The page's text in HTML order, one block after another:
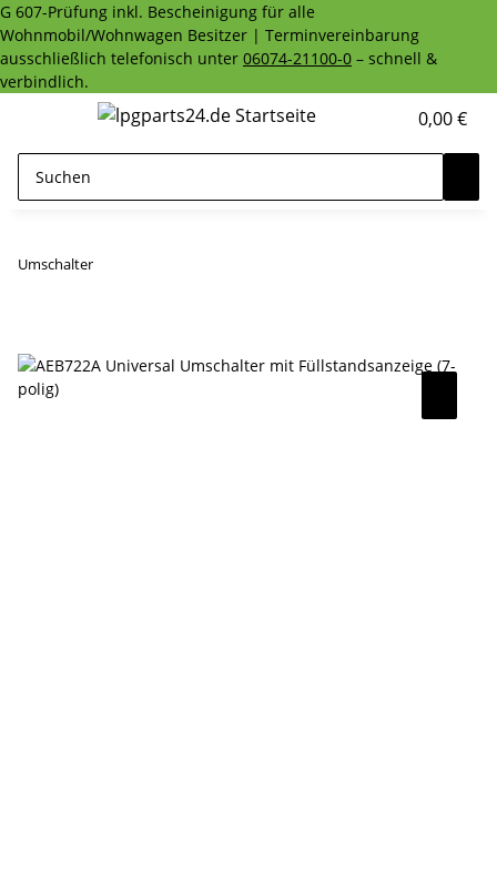
G 607-Prüfung inkl. Bescheinigung für alle
Wohnmobil/Wohnwagen Besitzer | Terminvereinbarung
ausschließlich telefonisch unter 06074-21100-0 – schnell &
verbindlich.
0,00 €
Umschalter